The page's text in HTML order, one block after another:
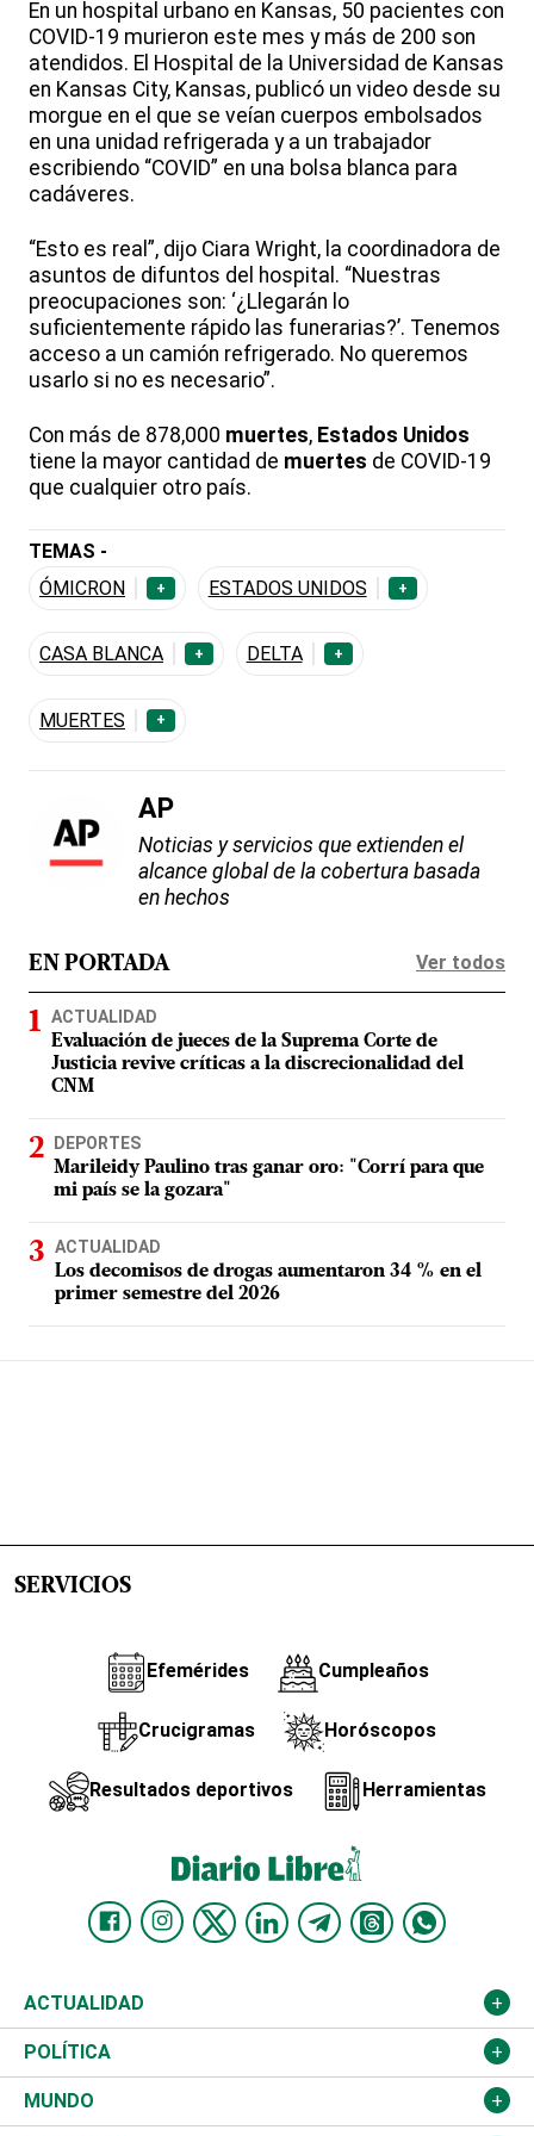
En un hospital urbano en Kansas, 50 pacientes con
COVID-19 murieron este mes y más de 200 son
atendidos. El Hospital de la Universidad de Kansas
en Kansas City, Kansas, publicó un video desde su
morgue en el que se veían cuerpos embolsados
en una unidad refrigerada y a un trabajador
escribiendo “COVID” en una bolsa blanca para
cadáveres.
“Esto es real”, dijo Ciara Wright, la coordinadora de
asuntos de difuntos del hospital. “Nuestras
preocupaciones son: ‘¿Llegarán lo
suficientemente rápido las funerarias?’. Tenemos
acceso a un camión refrigerado. No queremos
usarlo si no es necesario”.
Con más de 878,000 muertes, Estados Unidos
tiene la mayor cantidad de muertes de COVID-19
que cualquier otro país.
TEMAS -
ÓMICRON
+ ESTADOS UNIDOS +
CASA BLANCA + DELTA +
MUERTES +
AP
Noticias y servicios que extienden el
alcance global de la cobertura basada
en hechos
EN PORTADA Ver todos
ACTUALIDAD
Evaluación de jueces de la Suprema Corte de
Justicia revive críticas a la discrecionalidad del
CNM
DEPORTES
Marileidy Paulino tras ganar oro: "Corrí para que
mi país se la gozara"
ACTUALIDAD
Los decomisos de drogas aumentaron 34 % en el
primer semestre del 2026
SERVICIOS
Efemérides Cumpleaños
Crucigramas Horóscopos
Resultados deportivos Herramientas
ACTUALIDAD
Nacional
Ciudad
POLÍTICA
Partidos
MUNDO